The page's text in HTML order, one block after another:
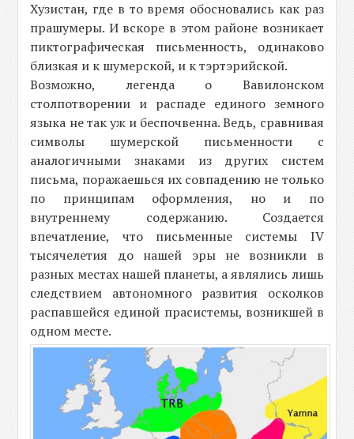
Хузистан, где в то время обосновались как раз
прашумеры. И вскоре в этом районе возникает
пиктографическая письменность, одинаково
близкая и к шумерской, и к тэртэрийской.
Возможно, легенда о Вавилонском
столпотворении и распаде единого земного
языка не так уж и беспочвенна. Ведь, сравнивая
символы шумерской письменности с
аналогичными знаками из других систем
письма, поражаешься их совпадению не только
по принципам оформления, но и по
внутреннему содержанию. Создается
впечатление, что письменные системы IV
тысячелетия до нашей эры не возникли в
разных местах нашей планеты, а являлись лишь
следствием автономного развития осколков
распавшейся единой прасистемы, возникшей в
одном месте.